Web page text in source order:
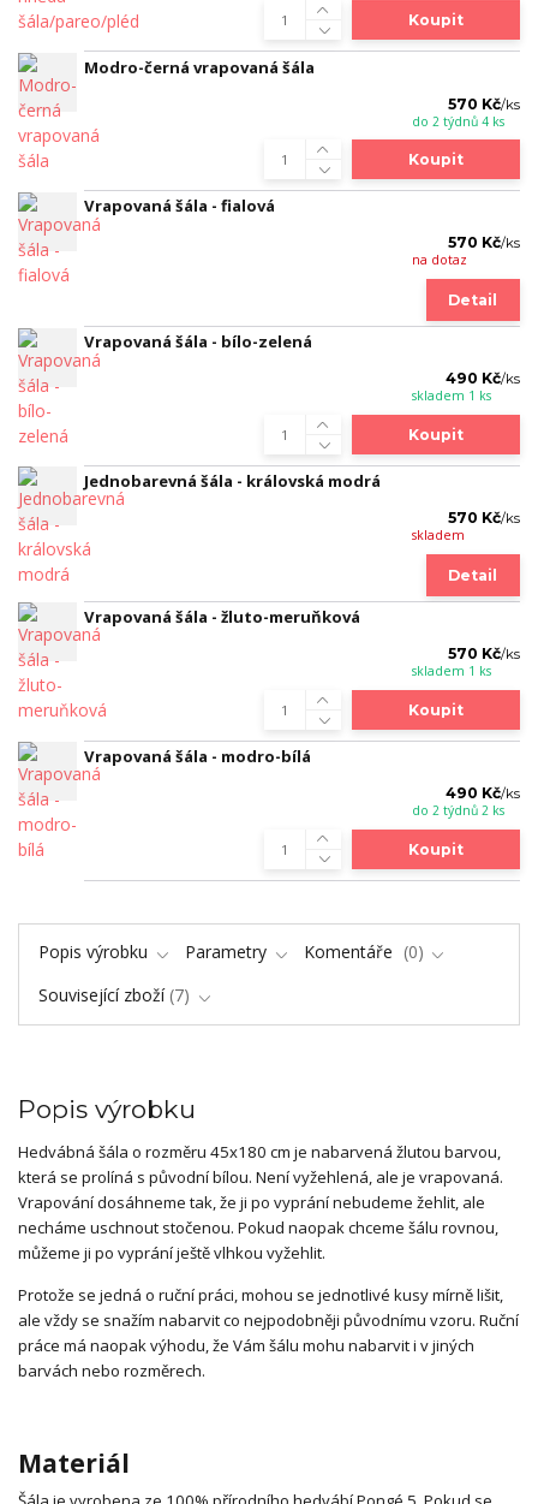
Koupit
Modro-černá vrapovaná šála
570 Kč/ks
do 2 týdnů 4 ks
Koupit
Vrapovaná šála - fialová
570 Kč/ks
na dotaz
Detail
Vrapovaná šála - bílo-zelená
490 Kč/ks
skladem 1 ks
Koupit
Jednobarevná šála - královská modrá
570 Kč/ks
skladem
Detail
Vrapovaná šála - žluto-meruňková
570 Kč/ks
skladem 1 ks
Koupit
Vrapovaná šála - modro-bílá
490 Kč/ks
do 2 týdnů 2 ks
Koupit
Popis výrobku Parametry Komentáře
0
Související zboží 7
Popis výrobku
Hedvábná šála o rozměru 45x180 cm je nabarvená žlutou barvou,
která se prolíná s původní bílou. Není vyžehlená, ale je vrapovaná.
Vrapování dosáhneme tak, že ji po vyprání nebudeme žehlit, ale
necháme uschnout stočenou. Pokud naopak chceme šálu rovnou,
můžeme ji po vyprání ještě vlhkou vyžehlit.
Protože se jedná o ruční práci, mohou se jednotlivé kusy mírně lišit,
ale vždy se snažím nabarvit co nejpodobněji původnímu vzoru. Ruční
práce má naopak výhodu, že Vám šálu mohu nabarvit i v jiných
barvách nebo rozměrech.
Materiál